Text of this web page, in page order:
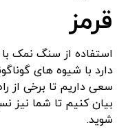
قرمز
استفاده از سنگ نمک
دارد با شیوه های
سعی داریم تا برخی از
بیان کنیم تا شما نیز
شوید.